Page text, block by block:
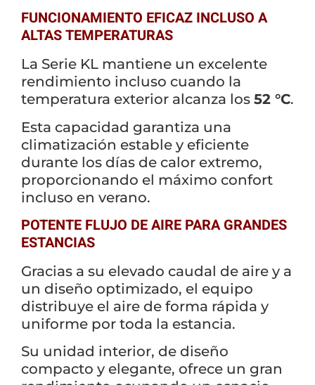
CATEGORIAS ▾
FUNCIONAMIENTO EFICAZ INCLUSO A
ALTAS TEMPERATURAS
La Serie KL mantiene un excelente
rendimiento incluso cuando la
temperatura exterior alcanza los 52 °C.
Esta capacidad garantiza una
climatización estable y eficiente
durante los días de calor extremo,
proporcionando el máximo confort
incluso en verano.
POTENTE FLUJO DE AIRE PARA GRANDES
ESTANCIAS
Gracias a su elevado caudal de aire y a
un diseño optimizado, el equipo
distribuye el aire de forma rápida y
uniforme por toda la estancia.
Su unidad interior, de diseño
compacto y elegante, ofrece un gran